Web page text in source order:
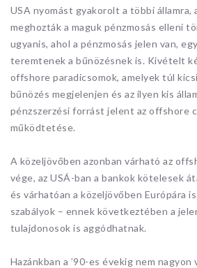
USA nyomást gyakorolt a többi államra,
meghozták a maguk pénzmosás elleni
ugyanis, ahol a pénzmosás jelen van,
teremtenek a bűnözésnek is. Kivételt
offshore paradicsomok, amelyek túl
bűnözés megjelenjen és az ilyen kis
pénzszerzési forrást jelent az offshore
működtetése.
A közeljövőben azonban várható az
vége, az USÁ-ban a bankok kötelesek
és várhatóan a közeljövőben Európára
szabályok – ennek következtében a
tulajdonosok is aggódhatnak.
Hazánkban a ’90-es évekig nem nagyon